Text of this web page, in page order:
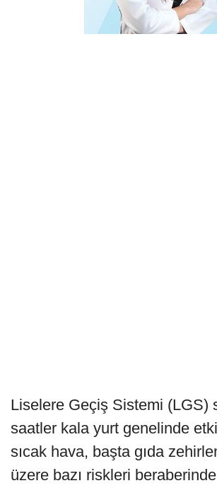
Liselere Geçiş Sistemi (LGS)
saatler kala yurt genelinde
sıcak hava, başta gıda
üzere bazı riskleri